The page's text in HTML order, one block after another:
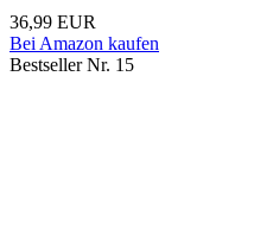
36,99 EUR
Bei Amazon kaufen
Bestseller Nr. 15